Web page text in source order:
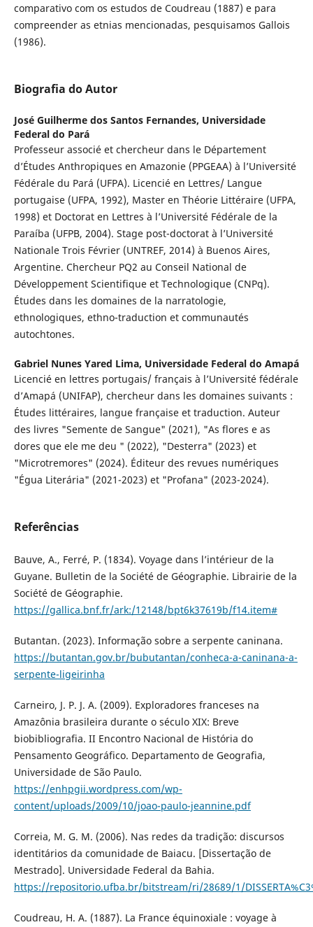
comparativo com os estudos de Coudreau (1887) e para
compreender as etnias mencionadas, pesquisamos Gallois
(1986).
Biografia do Autor
José Guilherme dos Santos Fernandes, Universidade
Federal do Pará
Professeur associé et chercheur dans le Département
d’Études Anthropiques en Amazonie (PPGEAA) à l’Université
Fédérale du Pará (UFPA). Licencié en Lettres/ Langue
portugaise (UFPA, 1992), Master en Théorie Littéraire (UFPA,
1998) et Doctorat en Lettres à l’Université Fédérale de la
Paraíba (UFPB, 2004). Stage post-doctorat à l’Université
Nationale Trois Février (UNTREF, 2014) à Buenos Aires,
Argentine. Chercheur PQ2 au Conseil National de
Développement Scientifique et Technologique (CNPq).
Études dans les domaines de la narratologie,
ethnologiques, ethno-traduction et communautés
autochtones.
Gabriel Nunes Yared Lima, Universidade Federal do Amapá
Licencié en lettres portugais/ français à l’Université fédérale
d’Amapá (UNIFAP), chercheur dans les domaines suivants :
Études littéraires, langue française et traduction. Auteur
des livres "Semente de Sangue" (2021), "As flores e as
dores que ele me deu " (2022), "Desterra" (2023) et
"Microtremores" (2024). Éditeur des revues numériques
"Égua Literária" (2021-2023) et "Profana" (2023-2024).
Referências
Bauve, A., Ferré, P. (1834). Voyage dans l’intérieur de la
Guyane. Bulletin de la Société de Géographie. Librairie de la
Société de Géographie.
https://gallica.bnf.fr/ark:/12148/bpt6k37619b/f14.item#
Butantan. (2023). Informação sobre a serpente caninana.
https://butantan.gov.br/bubutantan/conheca-a-caninana-a-
serpente-ligeirinha
Carneiro, J. P. J. A. (2009). Exploradores franceses na
Amazônia brasileira durante o século XIX: Breve
biobibliografia. II Encontro Nacional de História do
Pensamento Geográfico. Departamento de Geografia,
Universidade de São Paulo.
https://enhpgii.wordpress.com/wp-
content/uploads/2009/10/joao-paulo-jeannine.pdf
Correia, M. G. M. (2006). Nas redes da tradição: discursos
identitários da comunidade de Baiacu. [Dissertação de
Mestrado]. Universidade Federal da Bahia.
https://repositorio.ufba.br/bitstream/ri/28689/1/
Coudreau, H. A. (1887). La France équinoxiale : voyage à